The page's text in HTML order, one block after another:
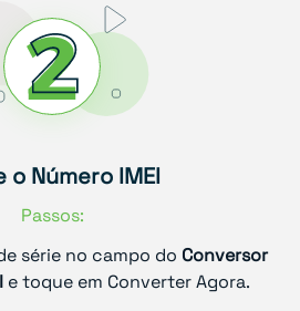
o Número IMEI
Passos:
série no campo do Conversor
e toque em Converter Agora.